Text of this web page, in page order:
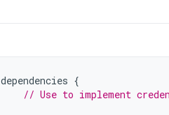
dependencies {
// Use to implement